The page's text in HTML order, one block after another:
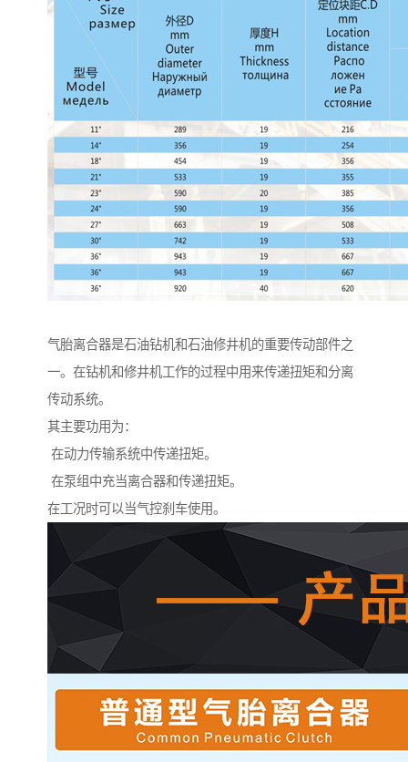
气胎离合器是石油钻机和石油修井机的重要传动部件之
一。在钻机和修井机工作的过程中用来传递扭矩和分离
传动系统。
其主要功用为：
在动力传输系统中传递扭矩。
在泵组中充当离合器和传递扭矩。
在工况时可以当气控刹车使用。